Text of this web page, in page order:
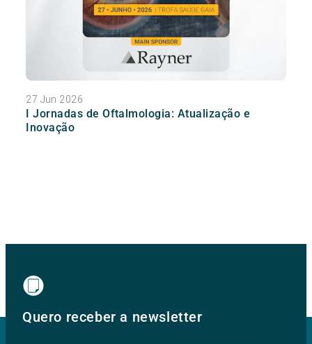
27 Jun 2026
I Jornadas de Oftalmologia: Atualização e
Inovação
Quero receber a newsletter